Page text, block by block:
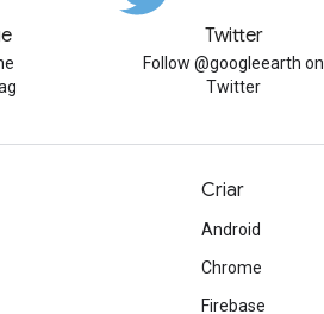
Twitter
Follow @googleearth on
Twitter
Criar
Android
Chrome
Firebase